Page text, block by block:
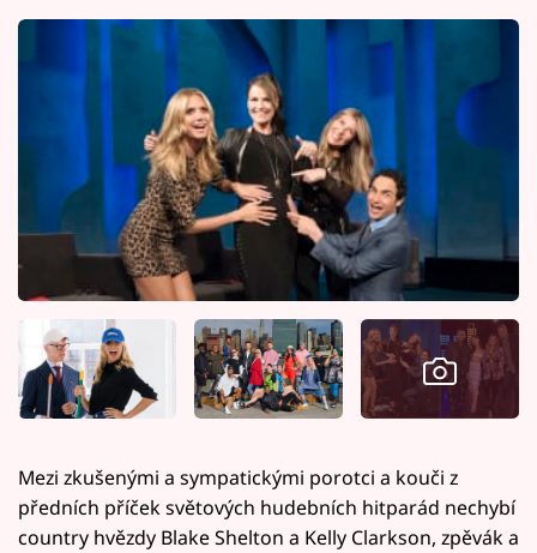
Mezi zkušenými a sympatickými porotci a kouči z
předních příček světových hudebních hitparád nechybí
country hvězdy Blake Shelton a Kelly Clarkson, zpěvák a